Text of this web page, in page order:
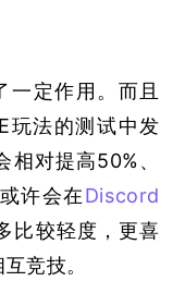
一定作用。而且
玩法的测试中发
相对提高50%、
许会在Discord
比较轻度，更喜
竞技。